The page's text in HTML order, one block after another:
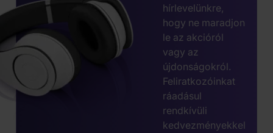
hírlevelünkre,
hogy ne maradjon
le az akcióról
vagy az
újdonságokról.
Feliratkozóinkat
ráadásul
rendkívüli
kedvezményekkel